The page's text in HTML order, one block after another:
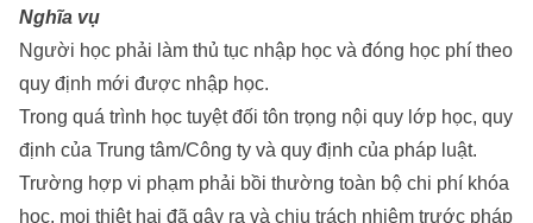
Nghĩa vụ
Người học phải làm thủ tục nhập học và đóng học phí theo
quy định mới được nhập học.
Trong quá trình học tuyệt đối tôn trọng nội quy lớp học, quy
định của Trung tâm/Công ty và quy định của pháp luật.
Trường hợp vi phạm phải bồi thường toàn bộ chi phí khóa
học, mọi thiệt hại đã gây ra và chịu trách nhiệm trước pháp